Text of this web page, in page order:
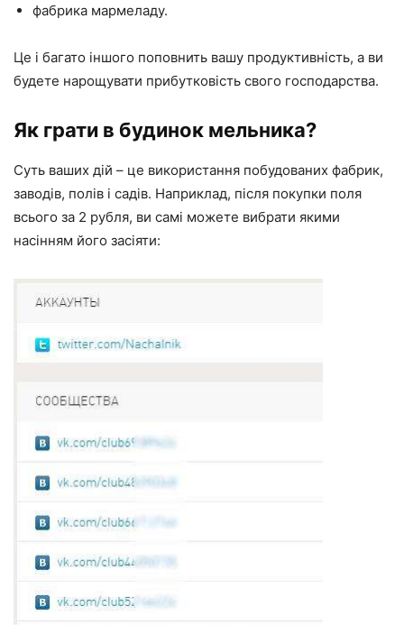
фабрика мармеладу.
Це і багато іншого поповнить вашу продуктивність, а ви
будете нарощувати прибутковість свого господарства.
Як грати в будинок мельника?
Суть ваших дій – це використання побудованих фабрик,
заводів, полів і садів. Наприклад, після покупки поля
всього за 2 рубля, ви самі можете вибрати якими
насінням його засіяти: